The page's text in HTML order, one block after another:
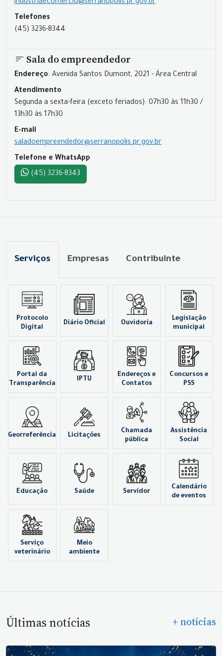
industriaecomercio@serranopolis.pr.gov.br
Telefones
(45) 3236-8344
Sala do empreendedor
Endereço: Avenida Santos Dumont, 2021 - Área Central
Atendimento
Segunda a sexta-feira (exceto feriados): 07h30 às 11h30 /
13h30 às 17h30
E-mail
saladoempreendedor@serranopolis.pr.gov.br
Telefone e WhatsApp
(45) 3236-8343
Serviços Empresas Contribuinte
Protocolo
Digital
Diário Oficial Ouvidoria
Legislação
municipal
Portal da
Transparência
IPTU
Endereços e
Contatos
Concursos e
PSS
Georreferência Licitações
Chamada
pública
Assistência
Social
Educação Saúde Servidor
Calendário
de eventos
Serviço
veterinário
Meio
ambiente
Últimas notícias + notícias